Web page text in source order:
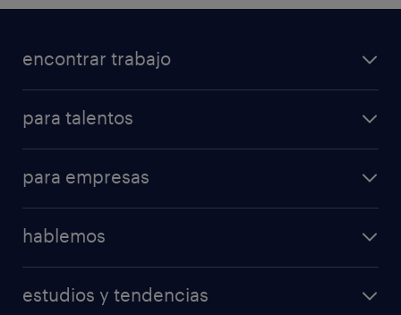
encontrar trabajo
para talentos
para empresas
hablemos
estudios y tendencias